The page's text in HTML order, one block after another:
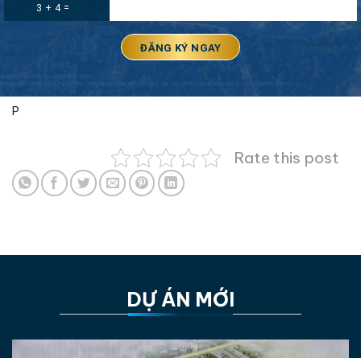
3 + 4 =
P
Rate this post
DỰ ÁN MỚI